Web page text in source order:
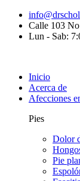
Calle 103
Lun - Sab:
Inicio
Acerca de
Afecciones
Pies
Dolor
Pie